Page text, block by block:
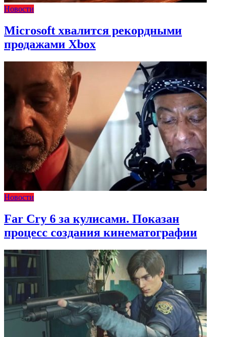
Новости
Microsoft хвалится рекордными
продажами Xbox
Новости
Far Cry 6 за кулисами. Показан
процесс создания кинематографии